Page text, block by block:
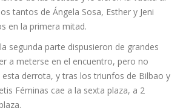
tantos de Ángela Sosa, Esther y Jeni
en la primera mitad.
segunda parte dispusieron de grandes
a meterse en el encuentro, pero no
derrota, y tras los triunfos de Bilbao y
Féminas cae a la sexta plaza, a 2